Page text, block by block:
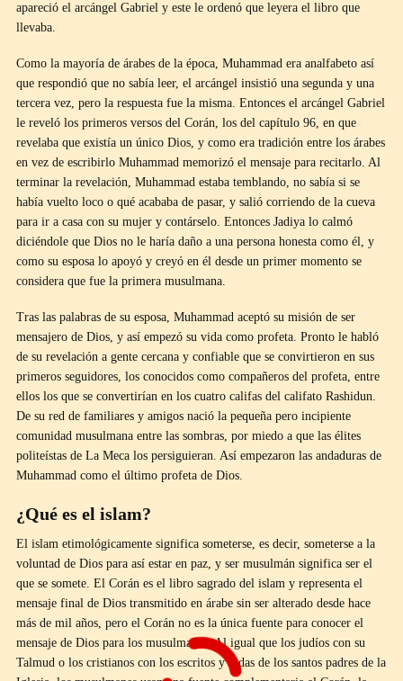
apareció el arcángel Gabriel y este le ordenó que leyera el libro que
llevaba.
Como la mayoría de árabes de la época, Muhammad era analfabeto así
que respondió que no sabía leer, el arcángel insistió una segunda y una
tercera vez, pero la respuesta fue la misma. Entonces el arcángel Gabriel
le reveló los primeros versos del Corán, los del capítulo 96, en que
revelaba que existía un único Dios, y como era tradición entre los árabes
en vez de escribirlo Muhammad memorizó el mensaje para recitarlo. Al
terminar la revelación, Muhammad estaba temblando, no sabía si se
había vuelto loco o qué acababa de pasar, y salió corriendo de la cueva
para ir a casa con su mujer y contárselo. Entonces Jadiya lo calmó
diciéndole que Dios no le haría daño a una persona honesta como él, y
como su esposa lo apoyó y creyó en él desde un primer momento se
considera que fue la primera musulmana.
Tras las palabras de su esposa, Muhammad aceptó su misión de ser
mensajero de Dios, y así empezó su vida como profeta. Pronto le habló
de su revelación a gente cercana y confiable que se convirtieron en sus
primeros seguidores, los conocidos como compañeros del profeta, entre
ellos los que se convertirían en los cuatro califas del califato Rashidun.
De su red de familiares y amigos nació la pequeña pero incipiente
comunidad musulmana entre las sombras, por miedo a que las élites
politeístas de La Meca los persiguieran. Así empezaron las andaduras de
Muhammad como el último profeta de Dios.
¿Qué es el islam?
El islam etimológicamente significa someterse, es decir, someterse a la
voluntad de Dios para así estar en paz, y ser musulmán significa ser el
que se somete. El Corán es el libro sagrado del islam y representa el
mensaje final de Dios transmitido en árabe sin ser alterado desde hace
más de mil años, pero el Corán no es la única fuente para conocer el
mensaje de Dios para los musulmanes. Al igual que los judíos con su
Talmud o los cristianos con los escritos y vidas de los santos padres de la